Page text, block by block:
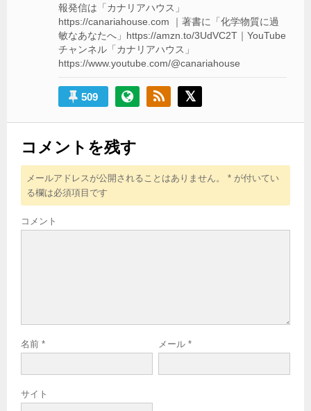
報発信は「カナリアハウス」
https://canariahouse.com ｜著書に「化学物質に過
敏なあなたへ」https://amzn.to/3UdVC2T｜YouTube
チャンネル「カナリアハウス」
https://www.youtube.com/@canariahouse
509
コメントを残す
メールアドレスが公開されることはありません。 * が付いてい
る欄は必須項目です
コメント
名前 * メール *
サイト